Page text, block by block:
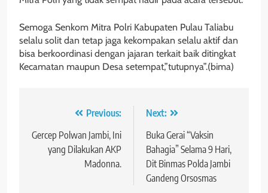
Semoga Senkom Mitra Polri Kabupaten Pulau Taliabu
selalu solit dan tetap jaga kekompakan selalu aktif dan
bisa berkoordinasi dengan jajaran terkait baik ditingkat
Kecamatan maupun Desa setempat,”tutupnya”.(bima)
Navigasi
pos
Previous:
Gercep Polwan Jambi, Ini
yang Dilakukan AKP
Madonna.
Next:
Buka Gerai “Vaksin
Bahagia” Selama 9 Hari,
Dit Binmas Polda Jambi
Gandeng Orsosmas